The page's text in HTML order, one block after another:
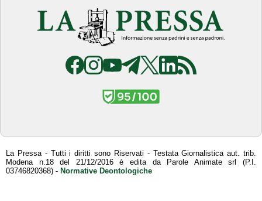
La Pressa - Tutti i diritti sono Riservati - Testata Giornalistica aut. trib.
Modena n.18 del 21/12/2016 è edita da Parole Animate srl (P.I.
03746820368) - Normative Deontologiche